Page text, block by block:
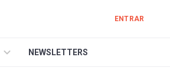
ENTRAR
NEWSLETTERS